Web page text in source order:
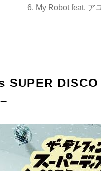
6. My Robot feat. ア